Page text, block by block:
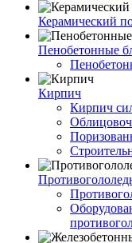
Керамический
Пенобетонные
Кирпич
Кирпич